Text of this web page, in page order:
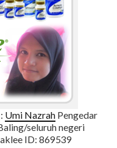
Umi NazrahPengedar
seluruh negeri
ID: 869539